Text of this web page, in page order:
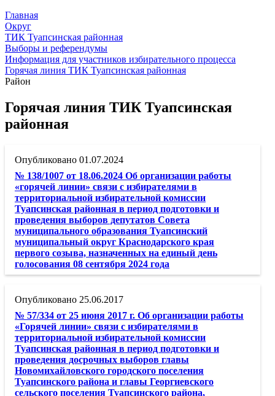
Главная
Округ
ТИК Туапсинская районная
Выборы и референдумы
Информация для участников избирательного процесса
Горячая линия ТИК Туапсинская районная
Район
Горячая линия ТИК Туапсинская
районная
01.07.2024
№ 138/1007 от 18.06.2024 Об организации работы
«горячей линии» связи с избирателями в
территориальной избирательной комиссии
Туапсинская районная в период подготовки и
проведения выборов депутатов Совета
муниципального образования Туапсинский
муниципальный округ Краснодарского края
первого созыва, назначенных на единый день
голосования 08 сентября 2024 года
25.06.2017
№ 57/334 от 25 июня 2017 г. Об организации работы
«Горячей линии» связи с избирателями в
территориальной избирательной комиссии
Туапсинская районная в период подготовки и
проведения досрочных выборов главы
Новомихайловского городского поселения
Туапсинского района и главы Георгиевского
сельского поселения Туапсинского района,